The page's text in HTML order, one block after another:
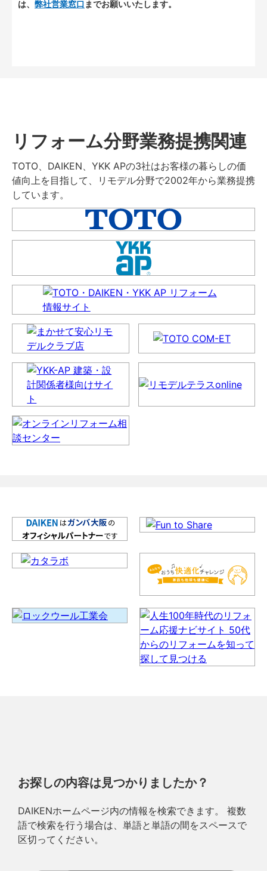
は、 弊社営業窓口 までお願いいたします。
リフォーム分野業務提携関連
TOTO、DAIKEN、YKK APの3社はお客様の暮らしの価
値向上を目指して、リモデル分野で2002年から業務提携
しています。
お探しの内容は見つかりましたか？
DAIKENホームページ内の情報を検索できます。 複数
語で検索を行う場合は、単語と単語の間をスペースで
区切ってください。